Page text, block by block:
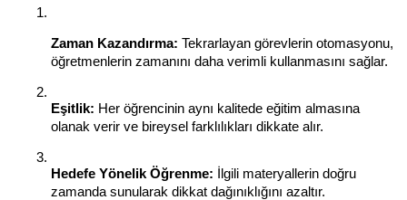
Zaman Kazandırma: Tekrarlayan görevlerin otomasyonu,
öğretmenlerin zamanını daha verimli kullanmasını sağlar.
Eşitlik: Her öğrencinin aynı kalitede eğitim almasına
olanak verir ve bireysel farklılıkları dikkate alır.
Hedefe Yönelik Öğrenme: İlgili materyallerin doğru
zamanda sunularak dikkat dağınıklığını azaltır.